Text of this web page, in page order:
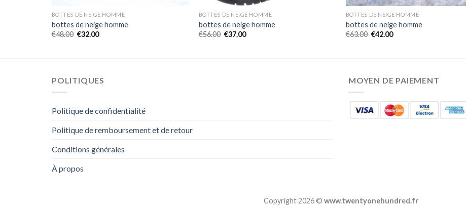
BOTTES DE NEIGE HOMME
bottes de neige homme
€48.00 €32.00
BOTTES DE NEIGE HOMME
bottes de neige homme
€56.00 €37.00
BOTTES DE NEIGE HOMME
bottes de neige homme
€63.00 €42.00
POLITIQUES
Politique de confidentialité
Politique de remboursement et de retour
Conditions générales
À propos
MOYEN DE PAIEMENT
Copyright 2026 © www.twentyonehundred.fr